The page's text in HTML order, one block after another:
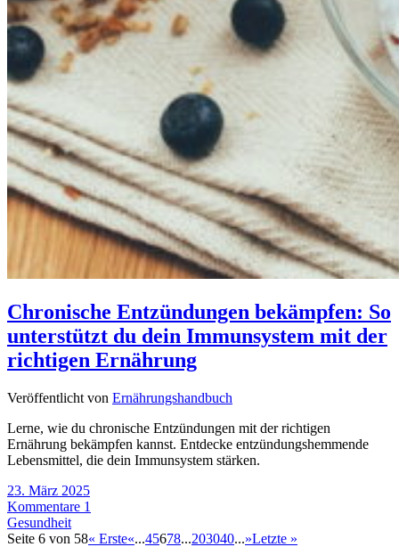
Chronische Entzündungen bekämpfen: So
unterstützt du dein Immunsystem mit der
richtigen Ernährung
Veröffentlicht von Ernährungshandbuch
Lerne, wie du chronische Entzündungen mit der richtigen
Ernährung bekämpfen kannst. Entdecke entzündungshemmende
Lebensmittel, die dein Immunsystem stärken.
23. März 2025
Kommentare 1
Gesundheit
Seite 6 von 58« Erste«...45678...203040...»Letzte »